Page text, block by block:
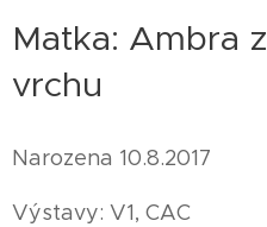
Matka: Ambra
vrchu
Narozena 10.8.2017
Výstavy: V1, CAC